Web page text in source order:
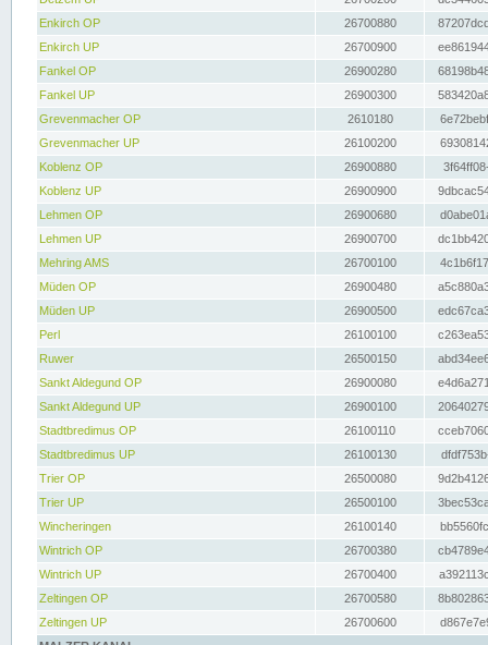
Enkirch OP
26700880
Enkirch UP
26700900
Fankel OP
26900280
Fankel UP
26900300
Grevenmacher OP
2610180
Grevenmacher UP
26100200
Koblenz OP
26900880
Koblenz UP
26900900
Lehmen OP
26900680
Lehmen UP
26900700
Mehring AMS
26700100
Müden OP
26900480
Müden UP
26900500
Perl
26100100
Ruwer
26500150
Sankt Aldegund OP
26900080
Sankt Aldegund UP
26900100
Stadtbredimus OP
26100110
Stadtbredimus UP
26100130
Trier OP
26500080
Trier UP
26500100
Wincheringen
26100140
Wintrich OP
26700380
Wintrich UP
26700400
Zeltingen OP
26700580
Zeltingen UP
26700600